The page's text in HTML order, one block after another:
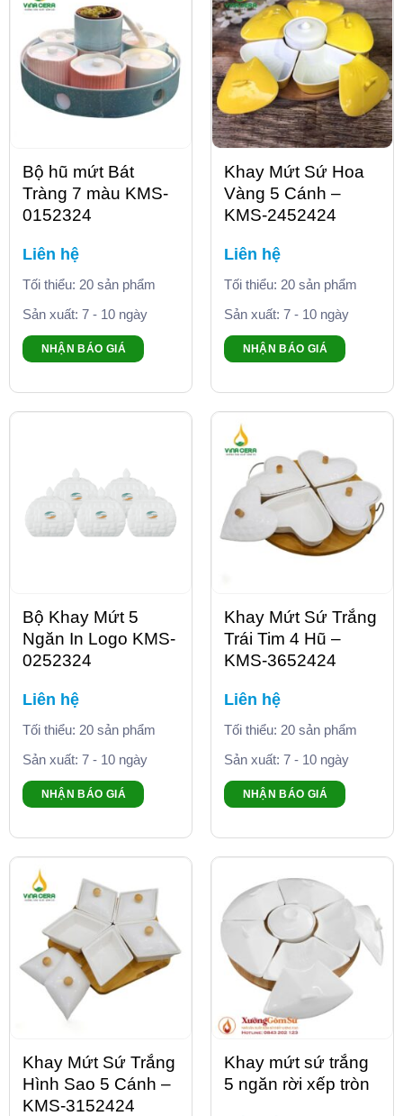
Bộ hũ mứt Bát
Tràng 7 màu KMS-
0152324
Liên hệ
Tối thiểu: 20 sản phẩm
Sản xuất: 7 - 10 ngày
NHẬN BÁO GIÁ
Khay Mứt Sứ Hoa
Vàng 5 Cánh –
KMS-2452424
Liên hệ
Tối thiểu: 20 sản phẩm
Sản xuất: 7 - 10 ngày
NHẬN BÁO GIÁ
Bộ Khay Mứt 5
Ngăn In Logo KMS-
0252324
Liên hệ
Tối thiểu: 20 sản phẩm
Sản xuất: 7 - 10 ngày
NHẬN BÁO GIÁ
Khay Mứt Sứ Trắng
Trái Tim 4 Hũ –
KMS-3652424
Liên hệ
Tối thiểu: 20 sản phẩm
Sản xuất: 7 - 10 ngày
NHẬN BÁO GIÁ
Khay Mứt Sứ Trắng
Hình Sao 5 Cánh –
KMS-3152424
Khay mứt sứ trắng
5 ngăn rời xếp tròn